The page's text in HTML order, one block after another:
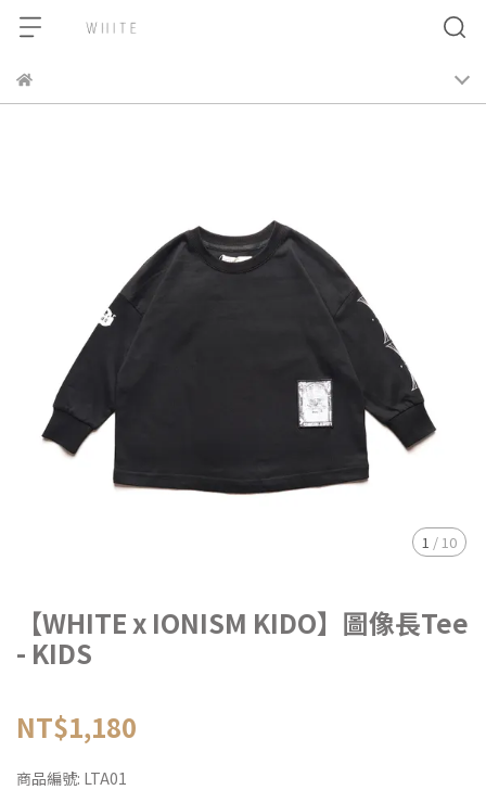
1 / 10
【WHITE x IONISM KIDO】圖像長Tee
- KIDS
NT$1,180
商品編號: LTA01